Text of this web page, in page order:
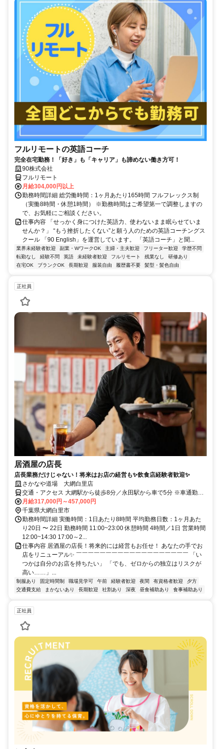
フルリモートの英語コーチ
完全在宅勤務！「好き」も「キャリア」も諦めない働き方可！
90株式会社
フルリモート
月給304,000円以上
勤務時間詳細 総労働時間：1ヶ月あたり165時間 フルフレックス制
（実働8時間・休憩1時間） ※勤務時間はご希望第一で調整しますの
で、お気軽にご相談ください。
仕事内容 「せっかく身につけた英語力、使わないまま眠らせていま
せんか？」 “もう挫折したくない”と願う人のための英語コーチングス
クール 「90 English」を運営しています。 「英語コーチ」と聞...
業界未経験者歓迎 副業・WワークOK 主婦・主夫歓迎 フリーター歓迎
学歴不問
転勤なし
経験不問 英語 未経験者歓迎 フルリモート 残業なし
研修あり
在宅OK
ブランクOK 長期歓迎 服装自由 履歴書不要 髪型・髪色自由
正社員
居酒屋の店長
店長業務だけじゃない！将来はお店の経営も✨飲食店経験者歓迎✨
さかなや道場 大網白里店
交通・アクセス 大網駅から徒歩8分／永田駅から車で5分 ※車通勤
OK！
月給317,000円～457,000円
千葉県大網白里市
勤務時間詳細 実働時間：1日あたり8時間 平均勤務日数：1ヶ月あた
り20日 〜 22日 勤務時間 11:00~23:00 休憩時間 4時間／1日 営業時間
12:00~14:30 17:00～2...
仕事内容 居酒屋の店長！将来的には経営もお任せ！ あなたの手でお
店をリニューアル✨ ￣￣￣￣￣￣￣￣￣￣￣￣￣￣￣￣￣￣￣ 「い
つかは自分のお店を持ちたい」 「でも、ゼロからの独立はリスクが
高い……」...
制服あり 固定時間制 職場見学可 午前 経験者歓迎 夜間 有資格者歓迎
夕方
交通費支給
まかないあり 長期歓迎 社割あり 深夜 昼食補助あり 食事補助あり
正社員